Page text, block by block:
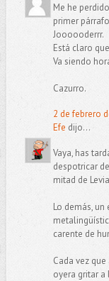
Me he
primer
Joooooderrr.
Está claro
Va siendo
Cazurro.
2 de febrero
Efe dijo...
Vaya, has
despotricar
mitad de
Lo demás,
carente de
Cada vez
oyera gritar